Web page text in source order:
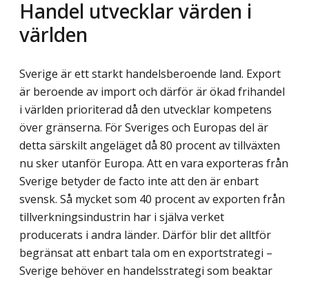
Handel utvecklar värden i
världen
Sverige är ett starkt handelsberoende land. Export
är beroende av import och därför är ökad frihandel
i världen prioriterad då den utvecklar kompetens
över gränserna. För Sveriges och Europas del är
detta särskilt angeläget då 80 procent av tillväxten
nu sker utanför Europa. Att en vara exporteras från
Sverige betyder de facto inte att den är enbart
svensk. Så mycket som 40 procent av exporten från
tillverkningsindustrin har i själva verket
producerats i andra länder. Därför blir det alltför
begränsat att enbart tala om en exportstrategi –
Sverige behöver en handelsstrategi som beaktar